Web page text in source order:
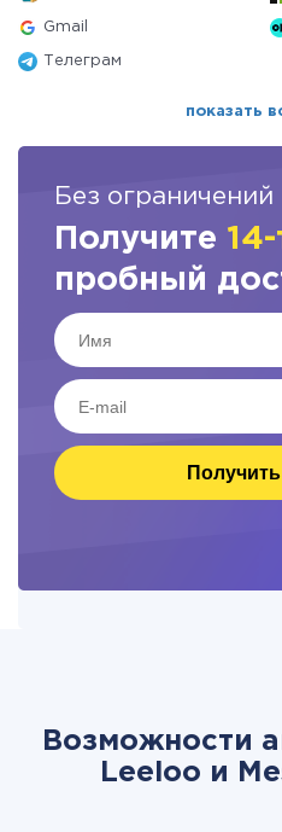
Gmail
Телеграм
показать
Без ограничений
Получите
пробный
Возможности
Leeloo и